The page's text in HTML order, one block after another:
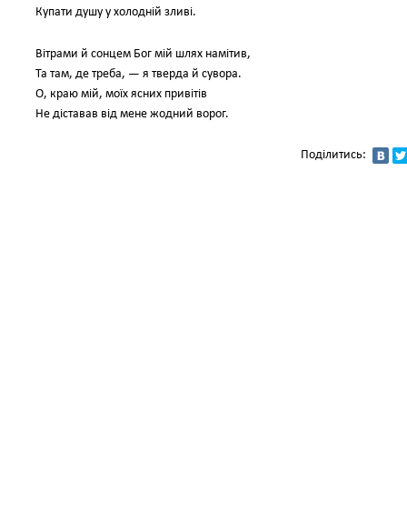
Купати душу у холодній зливі.
Вітрами й сонцем Бог мій шлях намітив,
Та там, де треба, — я тверда й сувора.
О, краю мій, моїх ясних привітів
Не діставав від мене жодний ворог.
Поділитись: